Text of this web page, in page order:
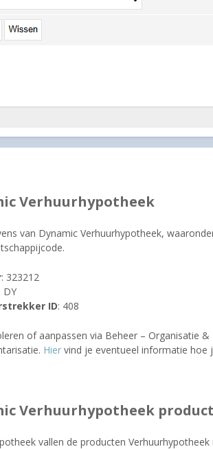
Verhuurhypotheek
van Dynamic Verhuurhypotheek,
: 323212
: DY
ID: 408
of aanpassen via Beheer – Organisatie
Hier vind je eventueel informatie hoe
Verhuurhypotheek
vallen de producten